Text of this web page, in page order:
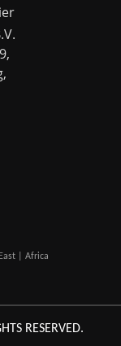
| Africa
RESERVED.